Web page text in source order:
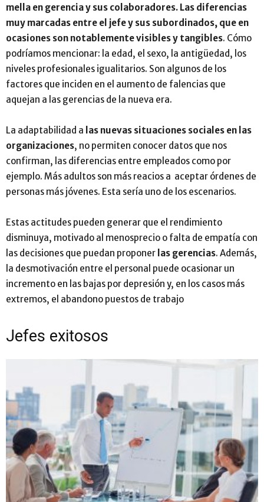
mella en gerencia y sus colaboradores. Las diferencias
muy marcadas entre el jefe y sus subordinados, que en
ocasiones son notablemente visibles y tangibles. Cómo
podríamos mencionar: la edad, el sexo, la antigüedad, los
niveles profesionales igualitarios. Son algunos de los
factores que inciden en el aumento de falencias que
aquejan a las gerencias de la nueva era.
La adaptabilidad a las nuevas situaciones sociales en las
organizaciones, no permiten conocer datos que nos
confirman, las diferencias entre empleados como por
ejemplo. Más adultos son más reacios a aceptar órdenes de
personas más jóvenes. Esta sería uno de los escenarios.
Estas actitudes pueden generar que el rendimiento
disminuya, motivado al menosprecio o falta de empatía con
las decisiones que puedan proponer las gerencias. Además,
la desmotivación entre el personal puede ocasionar un
incremento en las bajas por depresión y, en los casos más
extremos, el abandono puestos de trabajo
Jefes exitosos